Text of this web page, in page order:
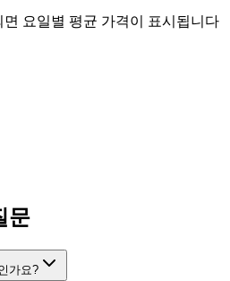
요일별 평균 가격이 표시됩니다
문
가요?